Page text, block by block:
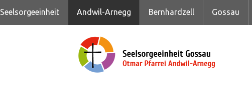
Seelsorgeeinheit Andwil-Arnegg Bernhardzell Gossau